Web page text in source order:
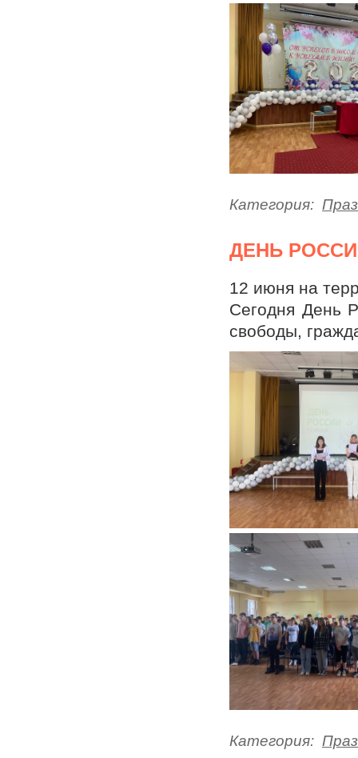
Категория:
ДЕНЬ
12 июня на
Сегодня День
свободы,
Категория: